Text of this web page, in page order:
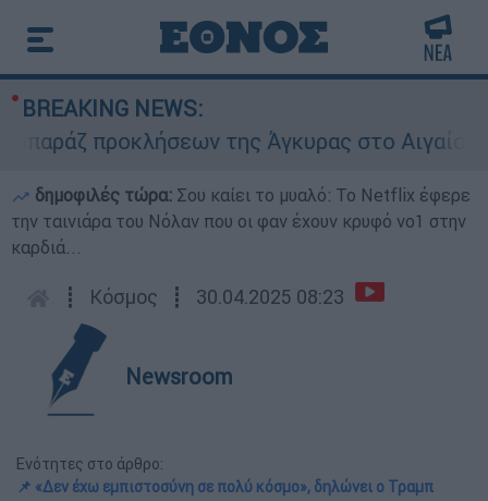
BREAKING NEWS:
προκλήσεων της Άγκυρας στο Αιγαίο:
δημοφιλές τώρα: Σου καίει το μυαλό: Το Netflix έφερε
την ταινιάρα του Νόλαν που οι φαν έχουν κρυφό νο1 στην
καρδιά...
┋ Κόσμος ┋ 30.04.2025 08:23
Newsroom
Ενότητες στο άρθρο:
📌 «Δεν έχω εμπιστοσύνη σε πολύ κόσμο», δηλώνει ο Τραμπ